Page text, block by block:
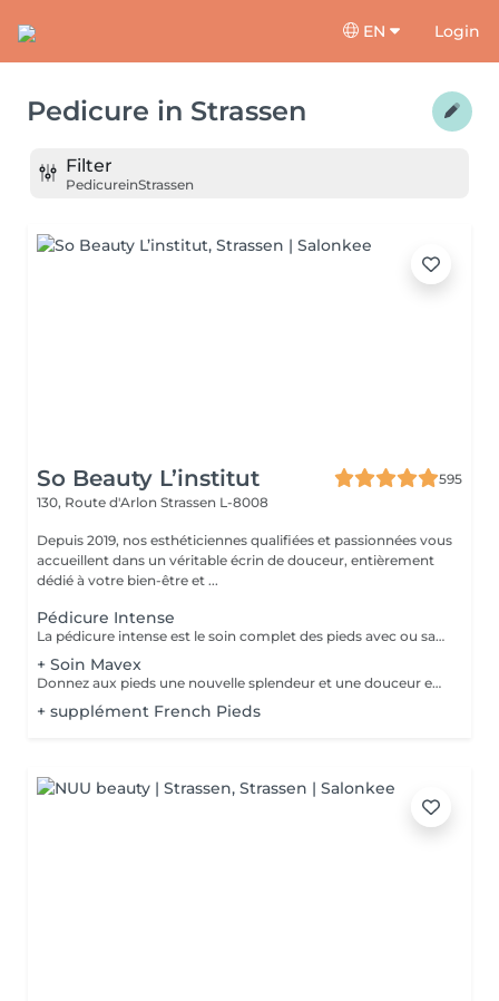
EN Login
Pedicure in Strassen
Filter
PedicureinStrassen
So Beauty L’institut
595
130, Route d'Arlon Strassen L-8008
Depuis 2019, nos esthéticiennes qualifiées et passionnées vous
accueillent dans un véritable écrin de douceur, entièrement
dédié à votre bien-être et ...
Pédicure Intense
La pédicure intense est le soin complet des pieds avec ou sans souci particulier. Elle comprend : bain de pied, pousse et coupe des cuticules, coupe et limage des ongles, travail des callosités et/ou cors au bistouri/crédo, rape, gommage, massage avec crème de soin. La pose de vernis transparent est incluse si souhaitée.
+ Soin Mavex
Donnez aux pieds une nouvelle splendeur et une douceur extraordinaire grâce à un traitement agréable et relaxant. Mavex Calluspeeling® est un soin professionnel pour la beauté des pieds qui permet d'obtenir des résultats immédiats et incroyables avec une seule séance. Rapide, facile, et efficace ! Mavex Calluspeeling® peut être réalisé seul comme une pédicure classique mais sans lame ni fraise, ou proposé en complément en cabine lors d'un soin visage (lors de la pose d'un masque), soin corps (lors d'un enveloppement), ou d'un soin des ongles et des cuticules.
+ supplément French Pieds